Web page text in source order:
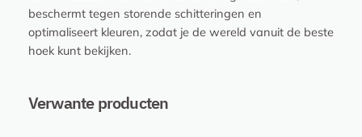
e
n
g
beschermt tegen storende schitteringen en
optimaliseert kleuren, zodat je de wereld vanuit de beste
hoek kunt bekijken.
Verwante producten